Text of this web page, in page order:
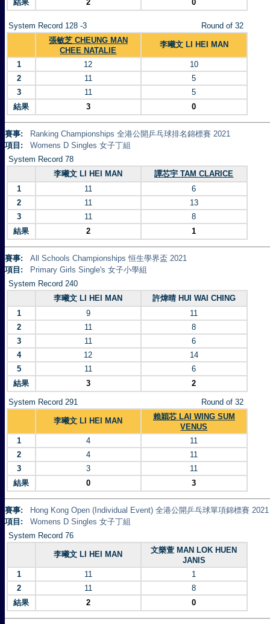
結果
2 0
System Record 128 -3
Round of 32
張敏芝 CHEUNG MAN
CHEE NATALIE
李曦文 LI HEI MAN
1 12
10
2
11
5
3
11
5
結果
3 0
賽事:
Ranking Championships 全港公開乒乓球排名錦標賽 2021
項目:
Womens D Singles 女子丁組
System Record 78
李曦文 LI HEI MAN
譚芯宇 TAM CLARICE
1
11
6
2
11
13
3
11
8
結果
2 1
賽事:
All Schools Championships 恒生學界盃 2021
項目:
Primary Girls Single's 女子小學組
System Record 240
李曦文 LI HEI MAN
許煒晴 HUI WAI CHING
1
9
11
2
11
8
3
11
6
4
12
14
5
11
6
結果
3 2
System Record 291 Round of 32
李曦文 LI HEI MAN
賴穎芯 LAI WING SUM
VENUS
1
4
11
2
4
11
3
3
11
結果
0 3
賽事:
Hong Kong Open (Individual Event) 全港公開乒乓球單項錦標賽 2021
項目:
Womens D Singles 女子丁組
System Record 76
李曦文 LI HEI MAN
文樂萱 MAN LOK HUEN
JANIS
1
11
1
2
11
8
結果
2 0